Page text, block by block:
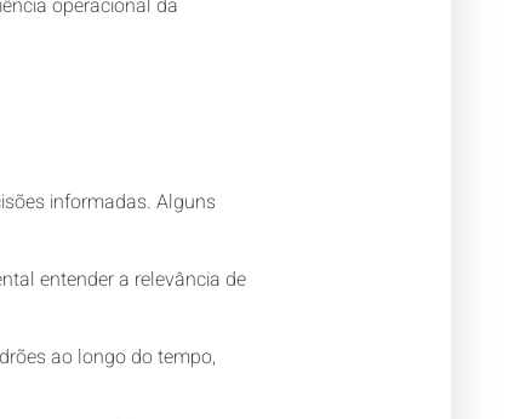
operacional da
informadas. Alguns
entender a relevância de
ao longo do tempo,